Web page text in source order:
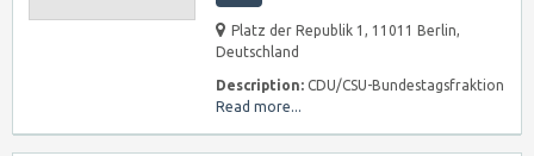
Platz der Republik 1, 11011 Berlin,
Deutschland
Description: CDU/CSU-Bundestagsfraktion
Read more...